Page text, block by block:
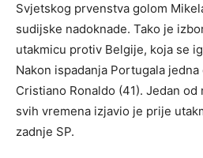
Svjetskog prvenstva golom
sudijske nadoknade. Tako je
utakmicu protiv Belgije, koja se
Nakon ispadanja Portugala
Cristiano Ronaldo (41). Jedan
svih vremena izjavio je prije
zadnje SP.